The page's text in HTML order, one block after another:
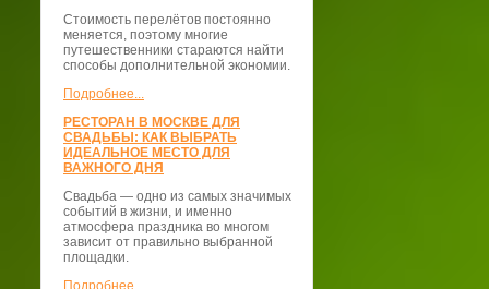
Стоимость перелётов постоянно
меняется, поэтому многие
путешественники стараются найти
способы дополнительной экономии.
Подробнее...
РЕСТОРАН В МОСКВЕ ДЛЯ
СВАДЬБЫ: КАК ВЫБРАТЬ
ИДЕАЛЬНОЕ МЕСТО ДЛЯ
ВАЖНОГО ДНЯ
Свадьба — одно из самых значимых
событий в жизни, и именно
атмосфера праздника во многом
зависит от правильно выбранной
площадки.
Подробнее...